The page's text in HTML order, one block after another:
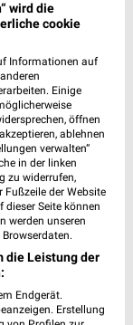
Mit Lidl Plus 3 für 2 - im laut DtGv besten Backshop
wird die
cookie
Informationen auf
Einige
öffnen
ablehnen
verwalten“
in der linken
zu widerrufen,
Fußzeile der Website
dieser Seite können
werden unseren
die Leistung der
Endgerät.
Erstellung